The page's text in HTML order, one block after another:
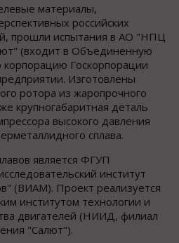
материалы,
российских
прошли испытания в АО "НПЦ
(входит в Объединенную
корпорацию Госкорпорации
Изготовлены
ротора из жаропрочного
крупногабаритная деталь
высокого давления
сплава.
является ФГУП
институт
(ВИАМ). Проект реализуется
институтом технологии и
двигателей (НИИД, филиал
"Салют").